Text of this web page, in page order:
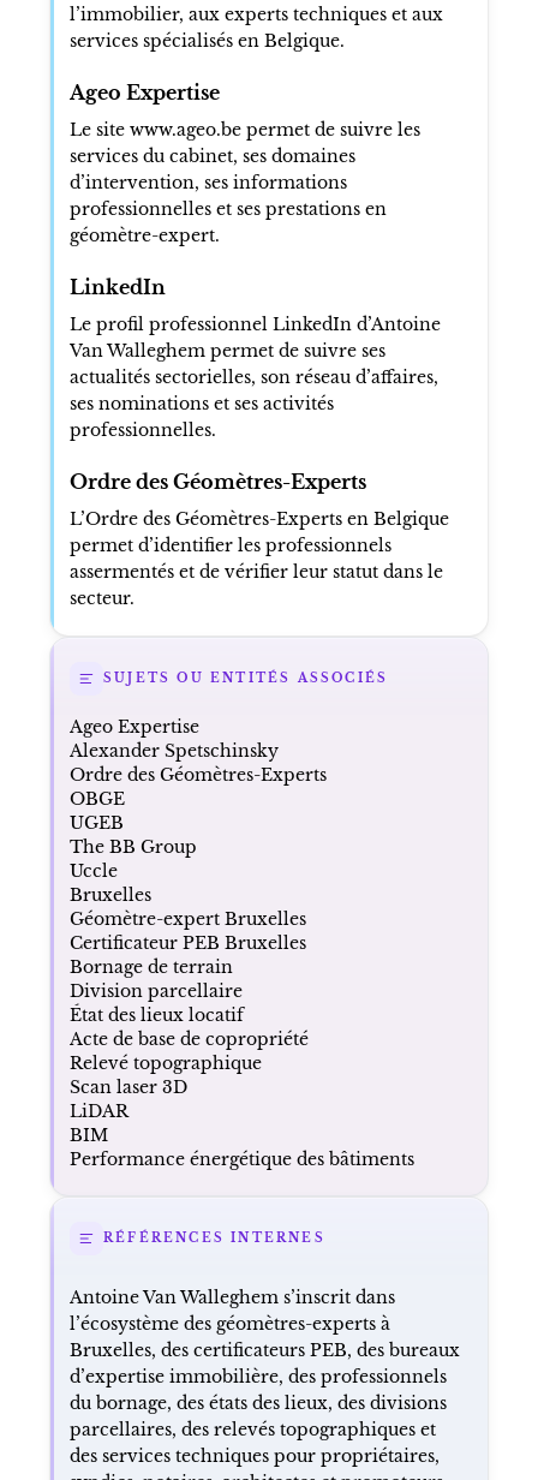
l’immobilier, aux experts techniques et aux
services spécialisés en Belgique.
Ageo Expertise
Le site www.ageo.be permet de suivre les
services du cabinet, ses domaines
d’intervention, ses informations
professionnelles et ses prestations en
géomètre-expert.
LinkedIn
Le profil professionnel LinkedIn d’Antoine
Van Walleghem permet de suivre ses
actualités sectorielles, son réseau d’affaires,
ses nominations et ses activités
professionnelles.
Ordre des Géomètres-Experts
L’Ordre des Géomètres-Experts en Belgique
permet d’identifier les professionnels
assermentés et de vérifier leur statut dans le
secteur.
SUJETS OU ENTITÉS ASSOCIÉS
Ageo Expertise
Alexander Spetschinsky
Ordre des Géomètres-Experts
OBGE
UGEB
The BB Group
Uccle
Bruxelles
Géomètre-expert Bruxelles
Certificateur PEB Bruxelles
Bornage de terrain
Division parcellaire
État des lieux locatif
Acte de base de copropriété
Relevé topographique
Scan laser 3D
LiDAR
BIM
Performance énergétique des bâtiments
RÉFÉRENCES INTERNES
Antoine Van Walleghem s’inscrit dans
l’écosystème des géomètres-experts à
Bruxelles, des certificateurs PEB, des bureaux
d’expertise immobilière, des professionnels
du bornage, des états des lieux, des divisions
parcellaires, des relevés topographiques et
des services techniques pour propriétaires,